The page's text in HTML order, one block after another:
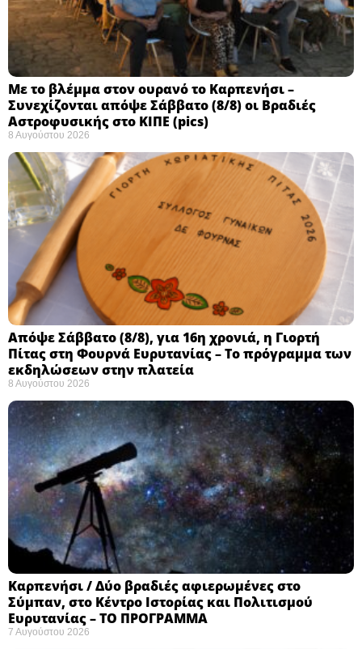
Με το βλέμμα στον ουρανό το Καρπενήσι –
Συνεχίζονται απόψε Σάββατο (8/8) οι Βραδιές
Αστροφυσικής στο ΚΙΠΕ (pics)
8 Αυγούστου 2026
Απόψε Σάββατο (8/8), για 16η χρονιά, η Γιορτή
Πίτας στη Φουρνά Ευρυτανίας – Το πρόγραμμα των
εκδηλώσεων στην πλατεία
8 Αυγούστου 2026
Καρπενήσι / Δύο βραδιές αφιερωμένες στο
Σύμπαν, στο Κέντρο Ιστορίας και Πολιτισμού
Ευρυτανίας – ΤΟ ΠΡΟΓΡΑΜΜΑ
7 Αυγούστου 2026